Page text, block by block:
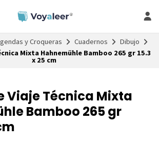
y Croqueras Cuadernos
Dibujo
Mixta Hahnemühle Bamboo 265 gr 15.3
x 25 cm
Viaje Técnica Mixta
Bamboo 265 gr